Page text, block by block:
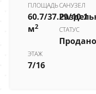
ПЛОЩАДЬ
60.7/37.29/10.1
м2
САНУЗЕЛ
СТАТУС
Продано
ЭТАЖ
7/16